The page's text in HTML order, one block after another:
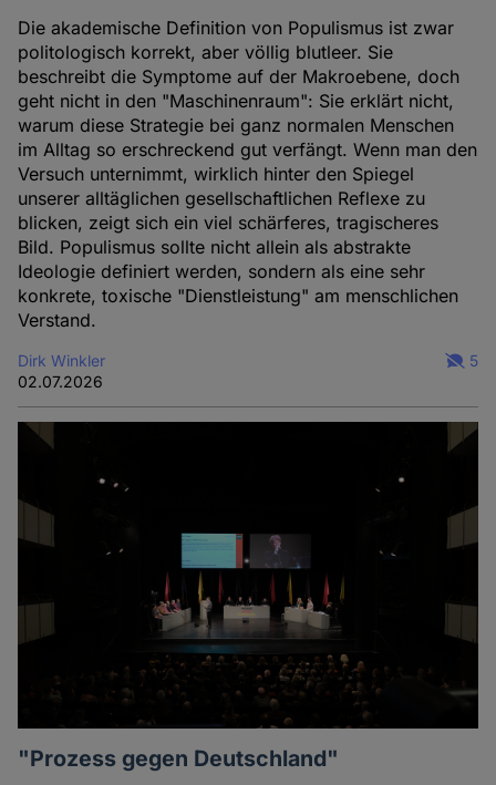
Die akademische Definition von Populismus ist zwar
politologisch korrekt, aber völlig blutleer. Sie
beschreibt die Symptome auf der Makroebene, doch
geht nicht in den "Maschinenraum": Sie erklärt nicht,
warum diese Strategie bei ganz normalen Menschen
im Alltag so erschreckend gut verfängt. Wenn man den
Versuch unternimmt, wirklich hinter den Spiegel
unserer alltäglichen gesellschaftlichen Reflexe zu
blicken, zeigt sich ein viel schärferes, tragischeres
Bild. Populismus sollte nicht allein als abstrakte
Ideologie definiert werden, sondern als eine sehr
konkrete, toxische "Dienstleistung" am menschlichen
Verstand.
Dirk Winkler
02.07.2026
5
"Prozess gegen Deutschland"